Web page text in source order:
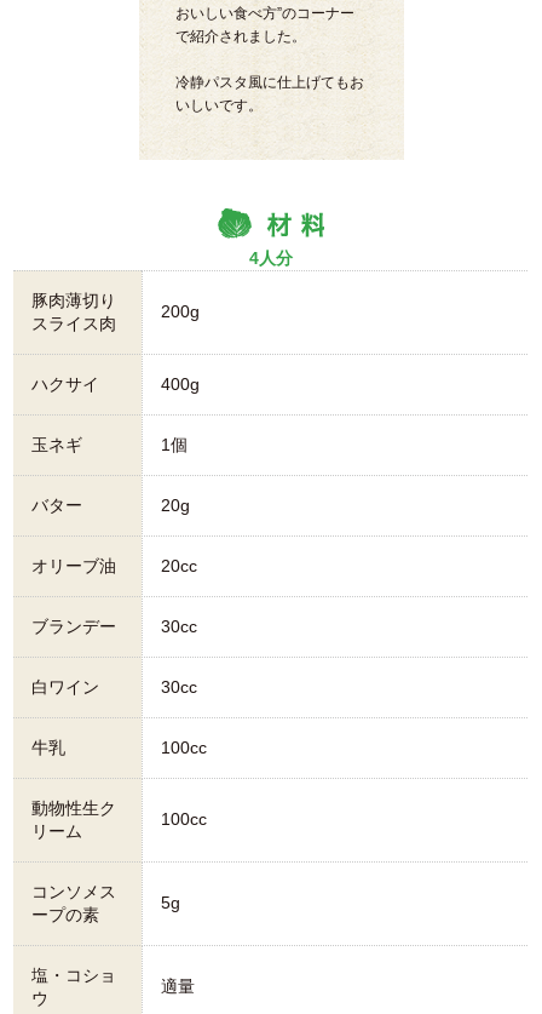
おいしい食べ方”のコーナー
で紹介されました。
冷静パスタ風に仕上げてもお
いしいです。
4人分
豚肉薄切り
スライス肉
200g
ハクサイ 400g
玉ネギ 1個
バター 20g
オリーブ油 20cc
ブランデー 30cc
白ワイン 30cc
牛乳 100cc
動物性生ク
リーム
100cc
コンソメス
ープの素
5g
塩・コショ
ウ
適量